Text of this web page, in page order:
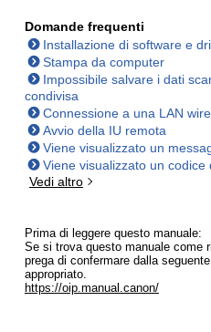
Domande frequenti
Installazione di software e
Stampa da computer
Impossibile salvare i dati
condivisa
Connessione a una LAN
Avvio della IU remota
Viene visualizzato un
Viene visualizzato un codice
Vedi altro
Prima di leggere questo manuale:
Se si trova questo manuale come
prega di confermare dalla
appropriato.
https://oip.manual.canon/